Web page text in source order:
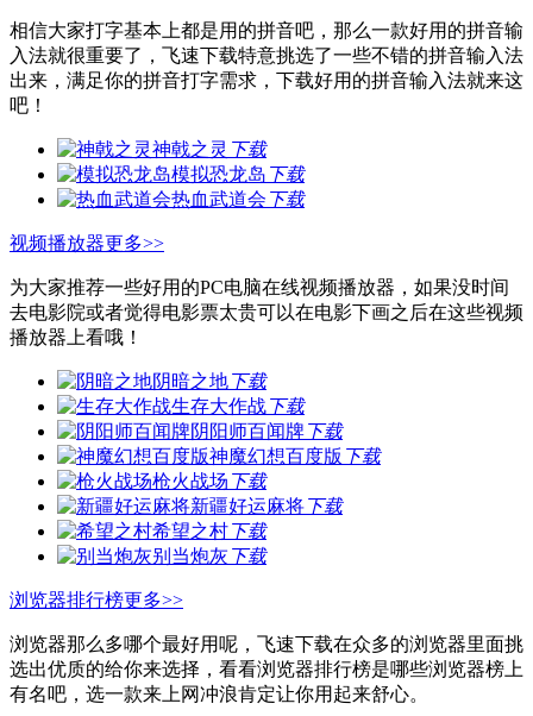
相信大家打字基本上都是用的拼音吧，那么一款好用的拼音输
入法就很重要了，飞速下载特意挑选了一些不错的拼音输入法
出来，满足你的拼音打字需求，下载好用的拼音输入法就来这
吧！
神戟之灵 下载
模拟恐龙岛 下载
热血武道会 下载
视频播放器更多>>
为大家推荐一些好用的PC电脑在线视频播放器，如果没时间
去电影院或者觉得电影票太贵可以在电影下画之后在这些视频
播放器上看哦！
阴暗之地下载
生存大作战下载
阴阳师百闻牌下载
神魔幻想百度版 下载
枪火战场 下载
新疆好运麻将下载
希望之村下载
别当炮灰 下载
浏览器排行榜更多>>
浏览器那么多哪个最好用呢，飞速下载在众多的浏览器里面挑
选出优质的给你来选择，看看浏览器排行榜是哪些浏览器榜上
有名吧，选一款来上网冲浪肯定让你用起来舒心。